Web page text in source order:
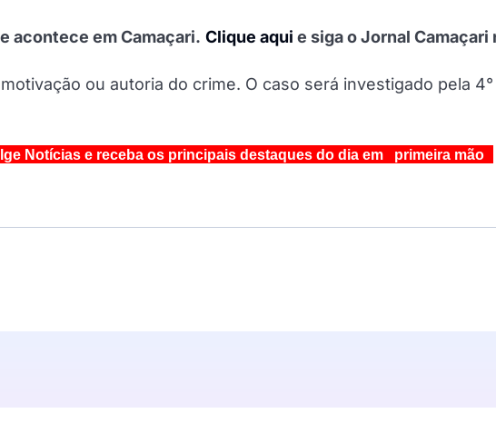
acontece em Camaçari. Clique aqui e siga o Jornal Camaçari
ou autoria do crime. O caso será investigado pela
Notícias e receba os principais destaques do dia em primeira mão